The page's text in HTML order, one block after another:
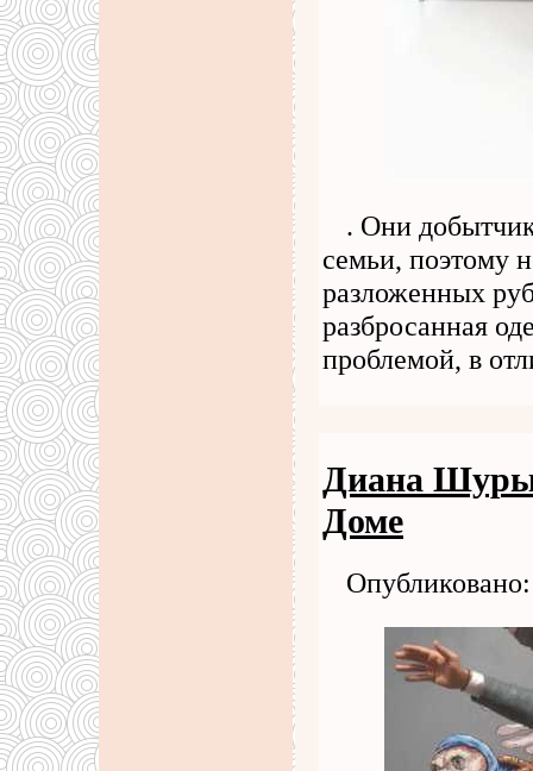
. Они
семьи, поэтому
разложенных
разбросанная
проблемой, в
Диана
Доме